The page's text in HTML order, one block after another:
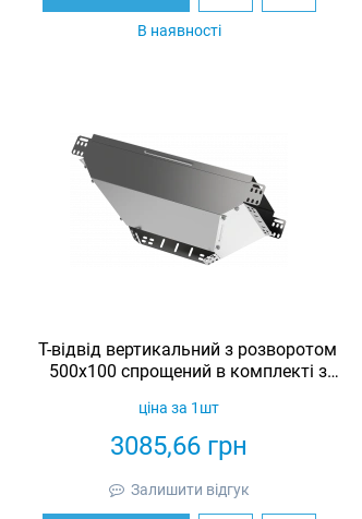
В наявності
Т-відвід вертикальний з розворотом
500х100 спрощений в комплекті з
3085,66 грн
ціна за 1шт
Залишити відгук